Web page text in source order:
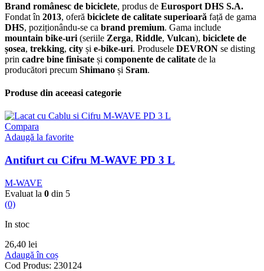
Brand românesc de biciclete, produs de Eurosport DHS S.A.
Fondat în 2013, oferă biciclete de calitate superioară față de gama
DHS, poziționându-se ca brand premium. Gama include
mountain bike-uri (seriile Zerga, Riddle, Vulcan), biciclete de
șosea, trekking, city și e-bike-uri. Produsele DEVRON se disting
prin cadre bine finisate și componente de calitate de la
producători precum Shimano și Sram.
Produse din aceeasi categorie
Compara
Adaugă la favorite
Antifurt cu Cifru M-WAVE PD 3 L
M-WAVE
Evaluat la 0 din 5
(0)
In stoc
26,40 lei
Adaugă în coș
Cod Produs: 230124